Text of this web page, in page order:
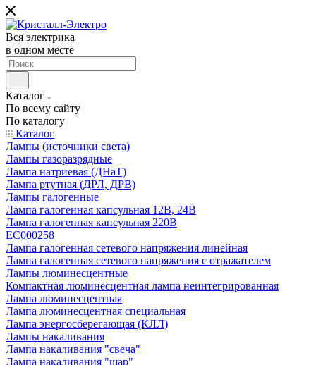
Вся электрика
в одном месте
Каталог
По всему сайту
По каталогу
Каталог
Лампы (источники света)
Лампы газоразрядные
Лампа натриевая (ДНаТ)
Лампа ртутная (ДРЛ, ДРВ)
Лампы галогенные
Лампа галогенная капсульная 12В, 24В
Лампа галогенная капсульная 220В
EC000258
Лампа галогенная сетевого напряжения линейная
Лампа галогенная сетевого напряжения с отражателем
Лампы люминесцентные
Компактная люминесцентная лампа неинтегрированная
Лампа люминесцентная
Лампа люминесцентная специальная
Лампа энергосберегающая (КЛЛ)
Лампы накаливания
Лампа накаливания "свеча"
Лампа накаливания "шар"